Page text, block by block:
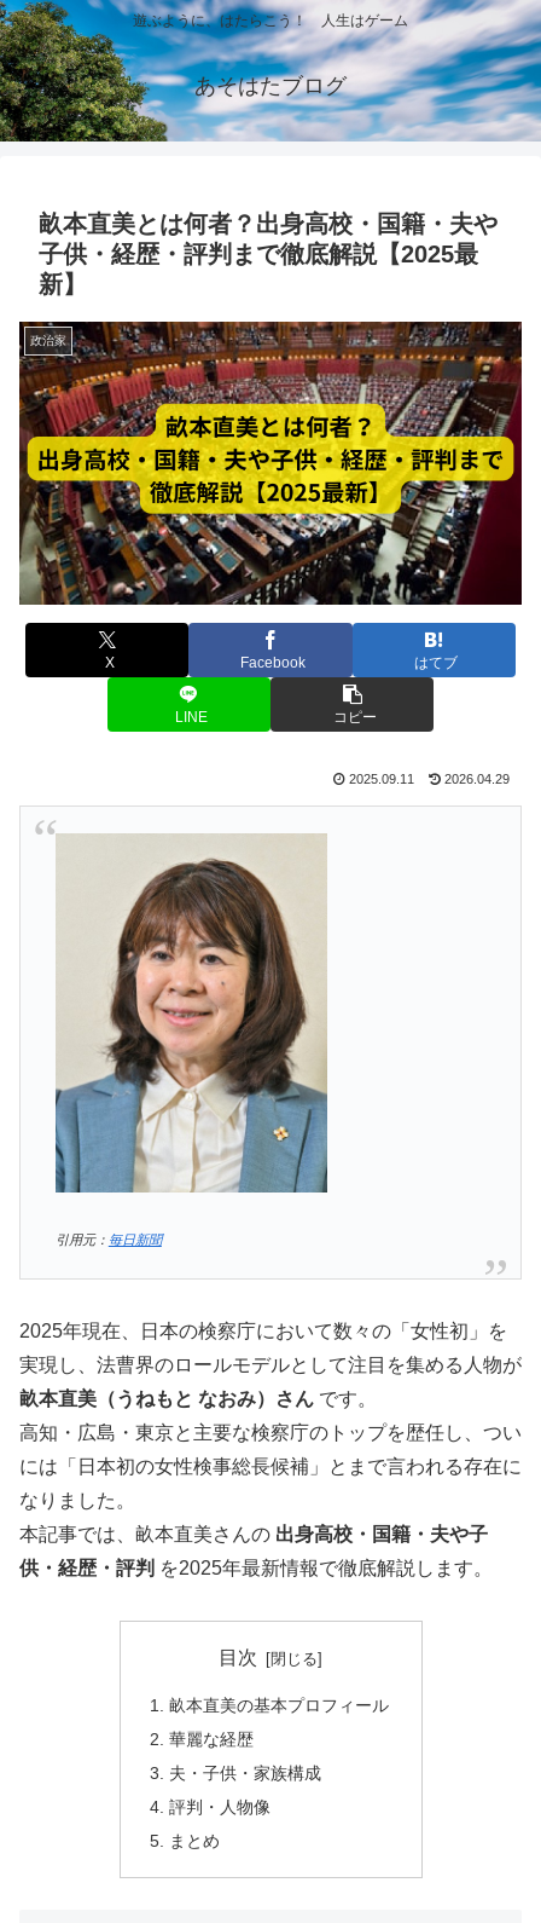
遊ぶように、はたらこう！ 人生はゲーム
あそはたブログ
畝本直美とは何者？出身高校・国籍・夫や
子供・経歴・評判まで徹底解説【2025最
新】
政治家
X Facebook はてブ
LINE コピー
2025.09.11 2026.04.29
引用元： 毎日新聞
2025年現在、日本の検察庁において数々の「女性初」を
実現し、法曹界のロールモデルとして注目を集める人物が
畝本直美（うねもと なおみ）さん です。
高知・広島・東京と主要な検察庁のトップを歴任し、つい
には「日本初の女性検事総長候補」とまで言われる存在に
なりました。
本記事では、畝本直美さんの 出身高校・国籍・夫や子
供・経歴・評判 を2025年最新情報で徹底解説します。
目次
畝本直美の基本プロフィール
華麗な経歴
夫・子供・家族構成
評判・人物像
まとめ